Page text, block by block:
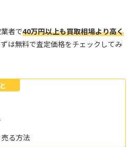
者で40万円以上も買取相場より高く
は無料で査定価格をチェックしてみ
る方法